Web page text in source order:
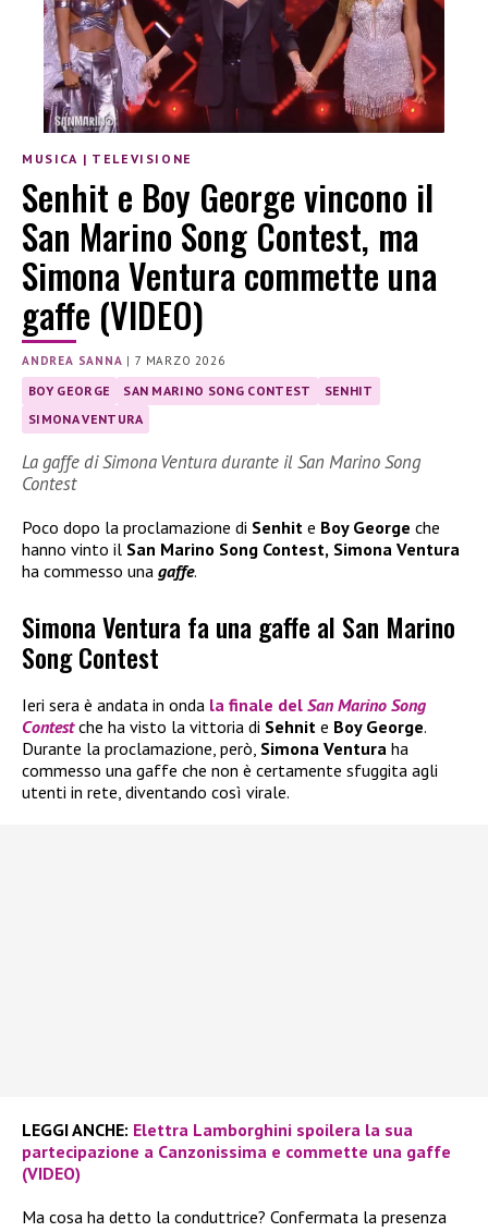
MUSICA | TELEVISIONE
Senhit e Boy George vincono il
San Marino Song Contest, ma
Simona Ventura commette una
gaffe (VIDEO)
ANDREA SANNA |7 MARZO 2026
BOY GEORGE SAN MARINO SONG CONTEST
SENHIT
SIMONA VENTURA
La gaffe di Simona Ventura durante il San Marino Song
Contest
Poco dopo la proclamazione di Senhit e Boy George che
hanno vinto il San Marino Song Contest, Simona Ventura
ha commesso una gaffe.
Simona Ventura fa una gaffe al San Marino
Song Contest
Ieri sera è andata in onda la finale del San Marino Song
Contestche ha visto la vittoria di Sehnit e Boy George.
Durante la proclamazione, però, Simona Ventura ha
commesso una gaffe che non è certamente sfuggita agli
utenti in rete, diventando così virale.
LEGGI ANCHE: Elettra Lamborghini spoilera la sua
partecipazione a Canzonissima e commette una gaffe
(VIDEO)
Ma cosa ha detto la conduttrice? Confermata la presenza